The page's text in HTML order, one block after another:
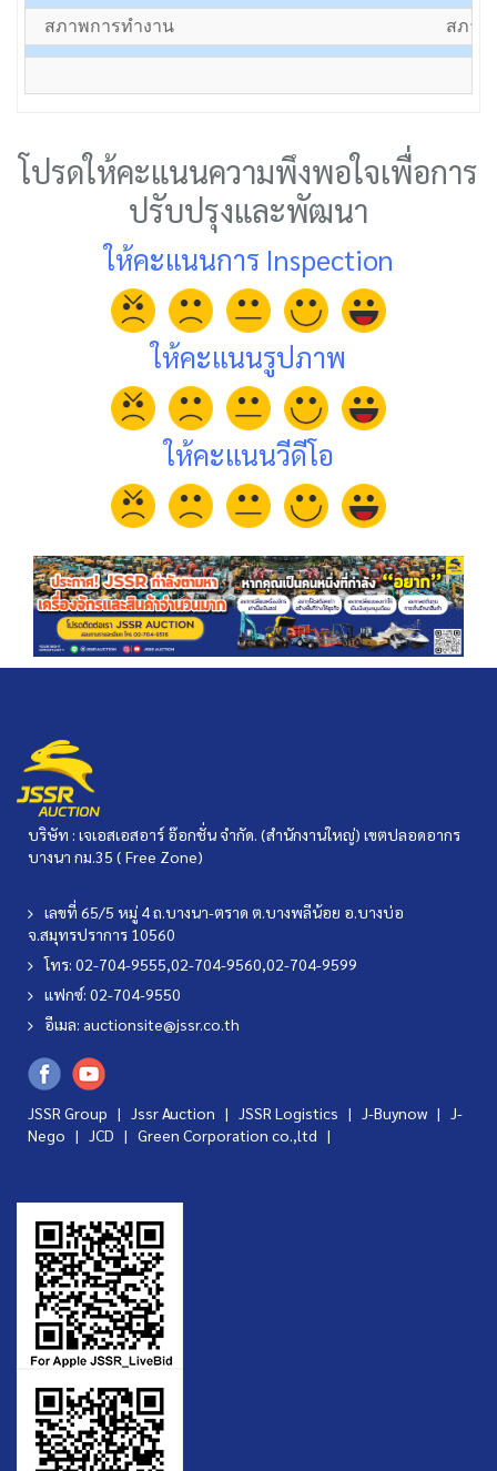
สภาพการทำงาน
สภาพ
โปรดให้คะแนนความพึงพอใจเพื่อการ
ปรับปรุงและพัฒนา
ให้คะแนนการ Inspection
ให้คะแนนรูปภาพ
ให้คะแนนวีดีโอ
บริษัท : เจเอสเอสอาร์ อ๊อกชั่น จำกัด. (สำนักงานใหญ่) เขตปลอดอากร
บางนา กม.35 ( Free Zone)
เลขที่ 65/5 หมู่ 4 ถ.บางนา-ตราด ต.บางพลีน้อย อ.บางบ่อ
จ.สมุทรปราการ 10560
โทร: 02-704-9555,02-704-9560,02-704-9599
แฟกซ์: 02-704-9550
อีเมล: auctionsite@jssr.co.th
JSSR Group | Jssr Auction | JSSR Logistics | J-Buynow | J-
Nego | JCD | Green Corporation co.,ltd |